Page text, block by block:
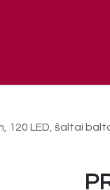
120 LED, šaltai